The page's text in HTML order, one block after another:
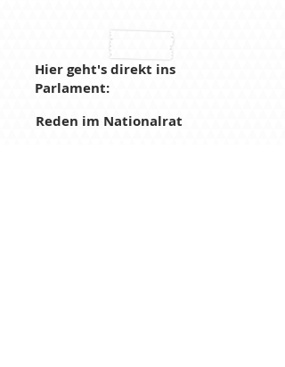
Hier geht's direkt ins
Parlament:
Reden im Nationalrat